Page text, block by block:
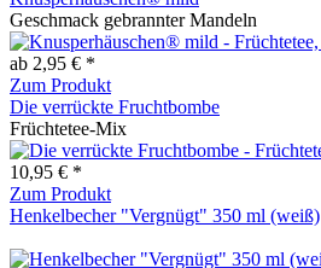
Geschmack gebrannter Mandeln
ab 2,95 € *
Zum Produkt
Die verrückte Fruchtbombe
Früchtetee-Mix
10,95 € *
Zum Produkt
Henkelbecher "Vergnügt" 350 ml (weiß)